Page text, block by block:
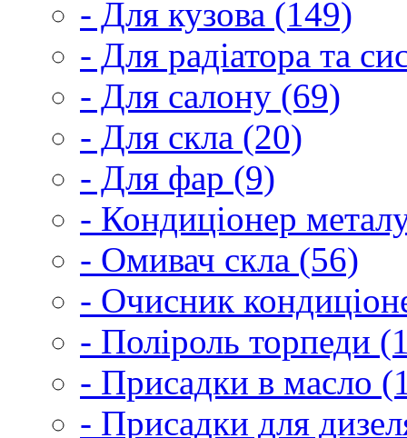
- Для кузова (149)
- Для радіатора та
- Для салону (69)
- Для скла (20)
- Для фар (9)
- Кондиціонер
- Омивач скла (56)
- Очисник
- Поліроль торпеди
- Присадки в масло
- Присадки для